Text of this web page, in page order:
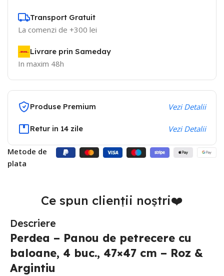
Transport Gratuit
La comenzi de +300 lei
Livrare prin Sameday
In maxim 48h
Produse Premium Vezi Detalii
Retur in 14 zile Vezi Detalii
Metode de
plata
Ce spun clienții noștri❤️
Descriere
Perdea – Panou de petrecere cu
baloane, 4 buc., 47×47 cm – Roz &
Argintiu